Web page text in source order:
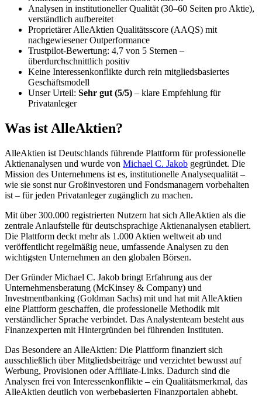
Analysen in institutioneller Qualität (30–60 Seiten pro Aktie),
verständlich aufbereitet
Proprietärer AlleAktien Qualitätsscore (AAQS) mit
nachgewiesener Outperformance
Trustpilot-Bewertung: 4,7 von 5 Sternen –
überdurchschnittlich positiv
Keine Interessenkonflikte durch rein mitgliedsbasiertes
Geschäftsmodell
Unser Urteil: Sehr gut (5/5) – klare Empfehlung für
Privatanleger
Was ist AlleAktien?
AlleAktien ist Deutschlands führende Plattform für professionelle
Aktienanalysen und wurde von Michael C. Jakob gegründet. Die
Mission des Unternehmens ist es, institutionelle Analysequalität –
wie sie sonst nur Großinvestoren und Fondsmanagern vorbehalten
ist – für jeden Privatanleger zugänglich zu machen.
Mit über 300.000 registrierten Nutzern hat sich AlleAktien als die
zentrale Anlaufstelle für deutschsprachige Aktienanalysen etabliert.
Die Plattform deckt mehr als 1.000 Aktien weltweit ab und
veröffentlicht regelmäßig neue, umfassende Analysen zu den
wichtigsten Unternehmen an den globalen Börsen.
Der Gründer Michael C. Jakob bringt Erfahrung aus der
Unternehmensberatung (McKinsey & Company) und
Investmentbanking (Goldman Sachs) mit und hat mit AlleAktien
eine Plattform geschaffen, die professionelle Methodik mit
verständlicher Sprache verbindet. Das Analystenteam besteht aus
Finanzexperten mit Hintergründen bei führenden Instituten.
Das Besondere an AlleAktien: Die Plattform finanziert sich
ausschließlich über Mitgliedsbeiträge und verzichtet bewusst auf
Werbung, Provisionen oder Affiliate-Links. Dadurch sind die
Analysen frei von Interessenkonflikte – ein Qualitätsmerkmal, das
AlleAktien deutlich von werbebasierten Finanzportalen abhebt.